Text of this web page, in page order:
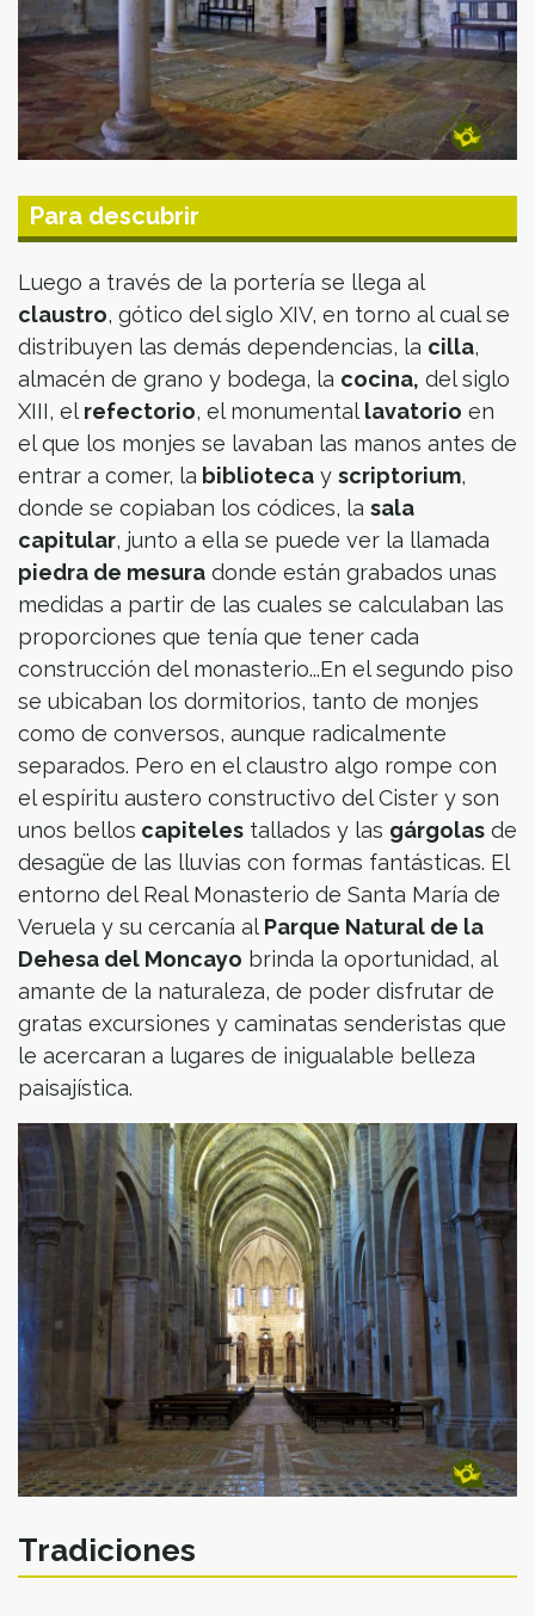
Para descubrir
Luego a través de la portería se llega al
claustro, gótico del siglo XIV, en torno al cual se
distribuyen las demás dependencias, la cilla,
almacén de grano y bodega, la cocina, del siglo
XIII, el refectorio, el monumental lavatorio en
el que los monjes se lavaban las manos antes de
entrar a comer, la biblioteca y scriptorium,
donde se copiaban los códices, la sala
capitular, junto a ella se puede ver la llamada
piedra de mesura donde están grabados unas
medidas a partir de las cuales se calculaban las
proporciones que tenía que tener cada
construcción del monasterio...En el segundo piso
se ubicaban los dormitorios, tanto de monjes
como de conversos, aunque radicalmente
separados. Pero en el claustro algo rompe con
el espíritu austero constructivo del Cister y son
unos bellos capiteles tallados y las gárgolas de
desagüe de las lluvias con formas fantásticas. El
entorno del Real Monasterio de Santa María de
Veruela y su cercanía al Parque Natural de la
Dehesa del Moncayo brinda la oportunidad, al
amante de la naturaleza, de poder disfrutar de
gratas excursiones y caminatas senderistas que
le acercaran a lugares de inigualable belleza
paisajística.
Tradiciones